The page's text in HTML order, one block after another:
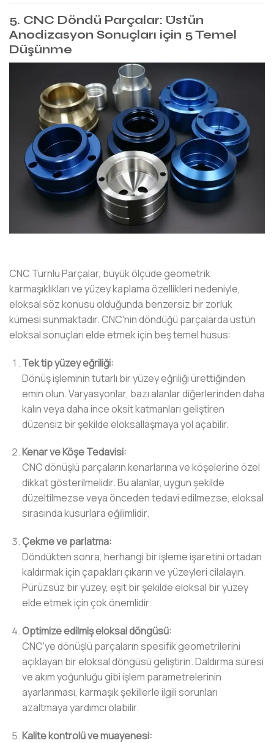
5. CNC Döndü Parçalar: Üstün
Anodizasyon Sonuçları için 5 Temel
Düşünme
CNC Turnlu Parçalar, büyük ölçüde geometrik
karmaşıklıkları ve yüzey kaplama özellikleri nedeniyle,
eloksal söz konusu olduğunda benzersiz bir zorluk
kümesi sunmaktadır. CNC'nin döndüğü parçalarda üstün
eloksal sonuçları elde etmek için beş temel husus:
Tek tip yüzey eğriliği:
Dönüş işleminin tutarlı bir yüzey eğriliği ürettiğinden
emin olun. Varyasyonlar, bazı alanlar diğerlerinden daha
kalın veya daha ince oksit katmanları geliştiren
düzensiz bir şekilde eloksallaşmaya yol açabilir.
Kenar ve Köşe Tedavisi:
CNC dönüşlü parçaların kenarlarına ve köşelerine özel
dikkat gösterilmelidir. Bu alanlar, uygun şekilde
düzeltilmezse veya önceden tedavi edilmezse, eloksal
sırasında kusurlara eğilimlidir.
Çekme ve parlatma:
Döndükten sonra, herhangi bir işleme işaretini ortadan
kaldırmak için çapakları çıkarın ve yüzeyleri cilalayın.
Pürüzsüz bir yüzey, eşit bir şekilde eloksal bir yüzey
elde etmek için çok önemlidir.
Optimize edilmiş eloksal döngüsü:
CNC'ye dönüşlü parçaların spesifik geometrilerini
açıklayan bir eloksal döngüsü geliştirin. Daldırma süresi
ve akım yoğunluğu gibi işlem parametrelerinin
ayarlanması, karmaşık şekillerle ilgili sorunları
azaltmaya yardımcı olabilir.
Kalite kontrolü ve muayenesi: